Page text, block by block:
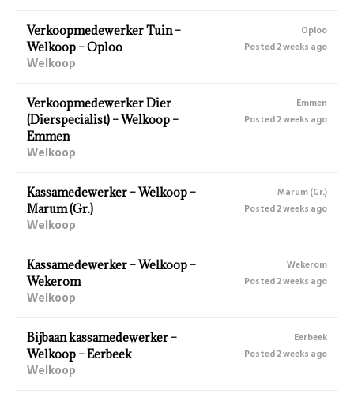
Verkoopmedewerker Tuin –
Welkoop – Oploo
Welkoop
Oploo
Posted 2 weeks ago
Verkoopmedewerker Dier
(Dierspecialist) – Welkoop –
Emmen
Welkoop
Emmen
Posted 2 weeks ago
Kassamedewerker – Welkoop –
Marum (Gr.)
Welkoop
Marum (Gr.)
Posted 2 weeks ago
Kassamedewerker – Welkoop –
Wekerom
Welkoop
Wekerom
Posted 2 weeks ago
Bijbaan kassamedewerker –
Welkoop – Eerbeek
Welkoop
Eerbeek
Posted 2 weeks ago